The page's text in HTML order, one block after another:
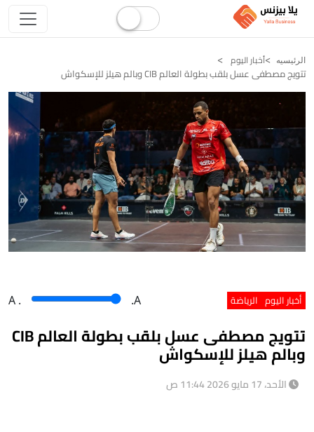
الرئيسيه أخبار اليوم
تتويج مصطفى عسل بلقب بطولة العالم CIB وبالم هيلز للإسكواش
أخبار اليوم الرياضة A . .A
تتويج مصطفى عسل بلقب بطولة العالم CIB
وبالم هيلز للإسكواش
الأحد، 17 مايو 2026 11:44 ص